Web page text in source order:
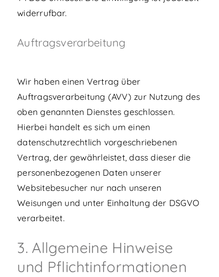
widerrufbar.
Auftragsverarbeitung
Wir haben einen Vertrag über
Auftragsverarbeitung (AVV) zur Nutzung des
oben genannten Dienstes geschlossen.
Hierbei handelt es sich um einen
datenschutzrechtlich vorgeschriebenen
Vertrag, der gewährleistet, dass dieser die
personenbezogenen Daten unserer
Websitebesucher nur nach unseren
Weisungen und unter Einhaltung der DSGVO
verarbeitet.
3. Allgemeine Hinweise
und Pflicht­informationen